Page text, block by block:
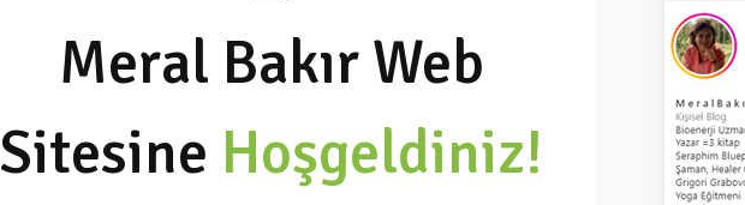
Meral Bakır Web
Sitesine Hoşgeldiniz!